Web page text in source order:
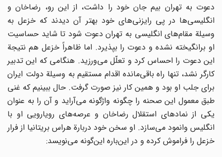
دعوت به تهران بیم جان خود را داشت، از این رو، رضاخان و
انگلیسی‌ها در پی رایزنی‌های خود بهتر آن دیدند که خزعل به
وسیلة مقام‌های انگلیسی به تهران دعوت شود تا شاید حساسیت
او برانگیخته نشده و دعوت را بپذیرد. اما ظاهراً خزعل هم نتیجة
این دعوت را احساس کرد و تعلّل می‌ورزید. هنگامی که این تدبیر
کارگر نشد، تنها راه باقی‌مانده اقدام مستقیم به وسیلة دولت ایران
برای جلب او بود و همین کار نیز صورت گرفت. حال ببینیم که غنی
طبق معمول این صحنه را چگونه واژگونه می‌آراید و آن را به عنوان
یکی از نمادهای استقلال رضاخان و عرصه‌های رویارویی او با
انگلیس وانمود می‌سازد. او سخن خود دربارة هراس بریتانیا از فرار
خزعل را فراموش کرده و در این‌باره این‌گونه می‌نویسد: